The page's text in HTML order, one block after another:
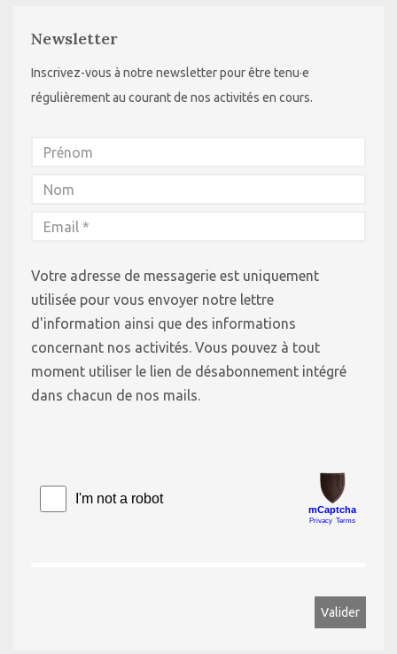
Newsletter
Inscrivez-vous à notre newsletter pour être tenu·e
régulièrement au courant de nos activités en cours.
Votre adresse de messagerie est uniquement
utilisée pour vous envoyer notre lettre
d'information ainsi que des informations
concernant nos activités. Vous pouvez à tout
moment utiliser le lien de désabonnement intégré
dans chacun de nos mails.